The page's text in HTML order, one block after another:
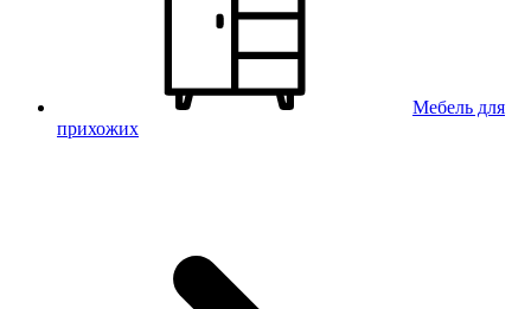
Мебель для
прихожих